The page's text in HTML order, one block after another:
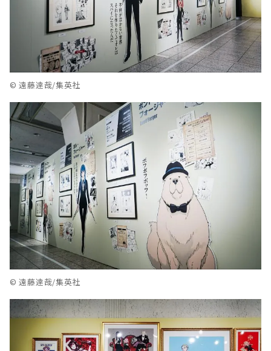
© 遠藤達哉/集英社
© 遠藤達哉/集英社